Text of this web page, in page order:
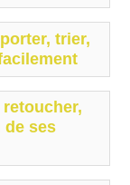
trier,
de ses